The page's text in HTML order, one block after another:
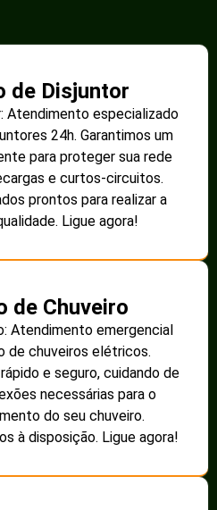
de Disjuntor
Atendimento especializado
24h. Garantimos um
para proteger sua rede
e curtos-circuitos.
prontos para realizar a
Ligue agora!
de Chuveiro
Atendimento emergencial
de chuveiros elétricos.
e seguro, cuidando de
necessárias para o
do seu chuveiro.
à disposição. Ligue agora!